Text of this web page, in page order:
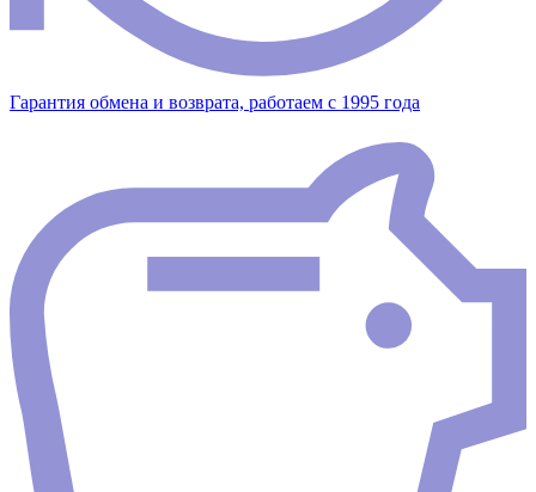
Гарантия обмена и возврата, работаем с 1995 года